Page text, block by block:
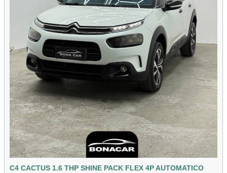
C4 CACTUS 1.6 THP SHINE PACK FLEX 4P AUTOMATICO